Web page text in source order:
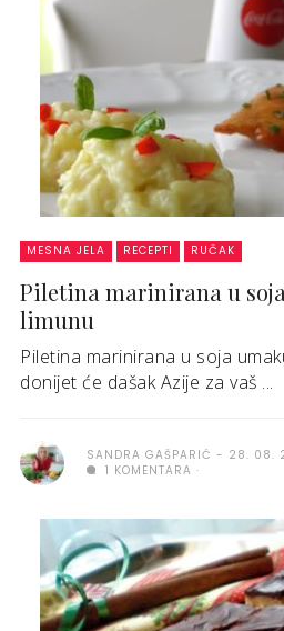
MESNA JELA RECEPTI RUČAK
Piletina marinirana u
limunu
Piletina marinirana u soja
donijet će dašak Azije za vaš ...
SANDRA GAŠPARIĆ
28. 08.
1 KOMENTARA